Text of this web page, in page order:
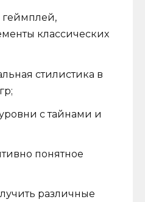
классических
стилистика в
с тайнами и
понятное
различные